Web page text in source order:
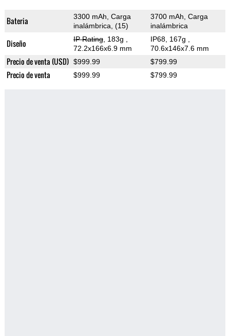
Bateria
3300 mAh, Carga
inalámbrica, (15)
3700 mAh, Carga
inalámbrica
Diseño IP Rating, 183g
72.2x166x6.9 mm
IP68, 167g
70.6x146x7.6 mm
Precio de venta (USD) $999.99 $799.99
Precio de venta $999.99 $799.99